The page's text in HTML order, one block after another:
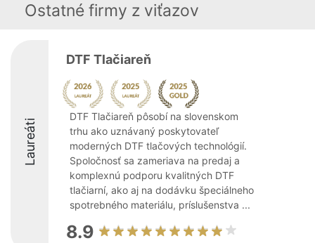
Ostatné firmy z viťazov
Laureáti
DTF Tlačiareň
DTF Tlačiareň pôsobí na slovenskom
trhu ako uznávaný poskytovateľ
moderných DTF tlačových technológií.
Spoločnosť sa zameriava na predaj a
komplexnú podporu kvalitných DTF
tlačiarní, ako aj na dodávku špeciálneho
spotrebného materiálu, príslušenstva ...
8.9